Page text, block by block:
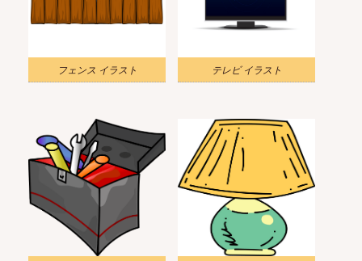
フェンス イラスト テレビ イラスト